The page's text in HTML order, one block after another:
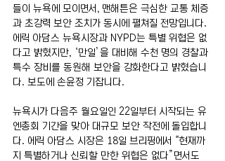
들이 뉴욕에 모이면서, 맨해튼은 극심한 교통 체증
과 초강력 보안 조치가 동시에 펼쳐질 전망입니다.
에릭 아담스 뉴욕시장과 NYPD는 특별 위협은 없
다고 밝혔지만, ‘만일’을 대비해 수천 명의 경찰과
특수 장비를 동원해 보안을 강화한다고 밝혔습니
다. 보도에 손윤정 기잡니다.
뉴욕시가 다음주 월요일인 22일부터 시작되는 유
엔총회 기간을 맞아 대규모 보안 작전에 돌입합니
다. 에릭 아담스 시장은 18일 브리핑에서 “현재까
지 특별하거나 신뢰할 만한 위협은 없다”면서도